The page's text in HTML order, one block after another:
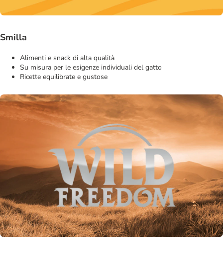
Smilla
Alimenti e snack di alta qualità
Su misura per le esigenze individuali del gatto
Ricette equilibrate e gustose